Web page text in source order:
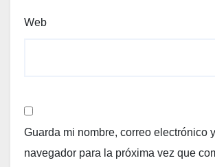
Web
Guarda mi nombre, correo electrónico
navegador para la próxima vez que